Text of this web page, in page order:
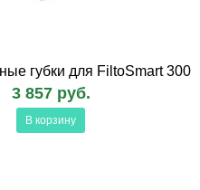
губки для FiltoSmart 300
3 857 руб.
В корзину